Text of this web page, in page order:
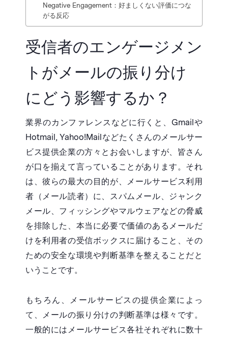
Negative Engagement：好ましくない評価につな
がる反応
受信者のエンゲージメン
トがメールの振り分け
にどう影響するか？
業界のカンファレンスなどに行くと、Gmailや
Hotmail, Yahoo!Mailなどたくさんのメールサー
ビス提供企業の方々とお会いしますが、皆さん
が口を揃えて言っていることがあります。それ
は、彼らの最大の目的が、メールサービス利用
者（メール読者）に、スパムメール、ジャンク
メール、フィッシングやマルウェアなどの脅威
を排除した、本当に必要で価値のあるメールだ
けを利用者の受信ボックスに届けること、その
ための安全な環境や判断基準を整えることだと
いうことです。
もちろん、メールサービスの提供企業によっ
て、メールの振り分けの判断基準は様々です。
一般的にはメールサービス各社それぞれに数十